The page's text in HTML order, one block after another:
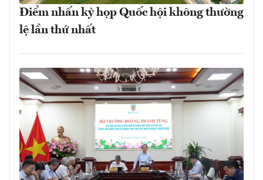
Điểm nhấn kỳ họp Quốc hội không thường
lệ lần thứ nhất